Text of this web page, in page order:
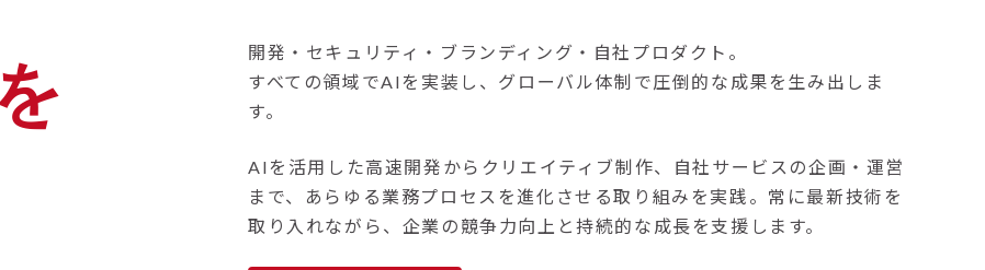
開発・セキュリティ・ブランディング・自社プロダクト。
すべての領域でAIを実装し、グローバル体制で圧倒的な成果を生み出しま
す。
AIを活用した高速開発からクリエイティブ制作、自社サービスの企画・運営
まで、あらゆる業務プロセスを進化させる取り組みを実践。常に最新技術を
取り入れながら、企業の競争力向上と持続的な成長を支援します。